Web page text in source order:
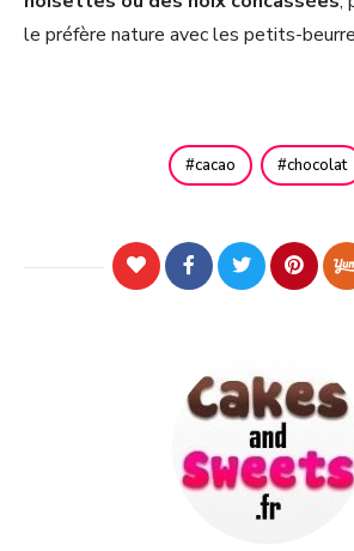
le préfère nature avec les petits-
cacao chocolat